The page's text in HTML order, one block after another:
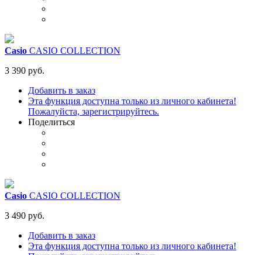
Casio CASIO COLLECTION
3 390 руб.
Добавить в заказ
Эта функция доступна только из личного кабинета!
Пожалуйста, зарегистрируйтесь.
Поделиться
Casio CASIO COLLECTION
3 490 руб.
Добавить в заказ
Эта функция доступна только из личного кабинета!